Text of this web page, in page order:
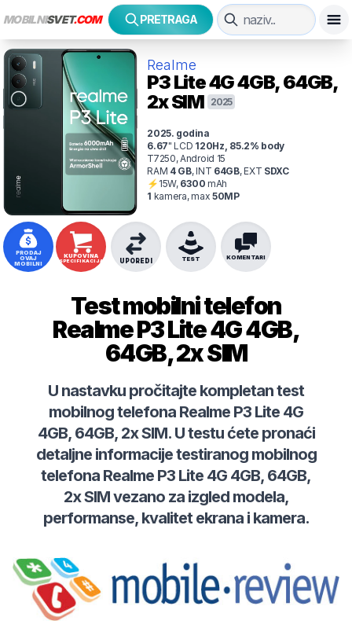
MOBILNISVET.COM PRETRAGA
Realme
P3 Lite 4G4GB, 64GB,
2x SIM 2025
2025. godina
6.67" LCD 120Hz, 85.2% body
T7250, Android 15
RAM 4GB,INT 64GB,EXT SDXC
⚡ 15W, 6300 mAh
1 kamera, max 50MP
PRODAJ
OVAJ
MOBILNI
KUPOVINA
SPECIFIKACIJA TEST KOMENTARI
UPOREDI
Test mobilni telefon
RealmeP3 Lite 4G 4GB,
64GB, 2x SIM
U nastavku pročitajte kompletan test
mobilnog telefona Realme P3 Lite 4G
4GB, 64GB, 2x SIM. U testu ćete pronaći
detaljne informacije testiranog mobilnog
telefona Realme P3 Lite 4G 4GB, 64GB,
2x SIMvezano za izgled modela,
performanse, kvalitet ekrana i kamera.